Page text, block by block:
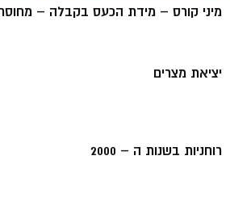
מיני קורס – מידת הכעס בקבלה –
יציאת מצרים
רוחניות בשנות ה – 2000